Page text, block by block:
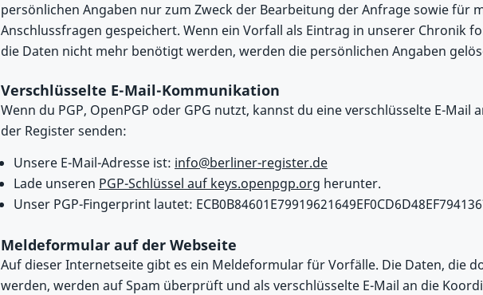
persönlichen Angaben nur zum Zweck der Bearbeitung der Anfrage sowie für
Anschlussfragen gespeichert. Wenn ein Vorfall als Eintrag in unserer Chronik
die Daten nicht mehr benötigt werden, werden die persönlichen Angaben
Verschlüsselte E-Mail-Kommunikation
Wenn du PGP, OpenPGP oder GPG nutzt, kannst du eine verschlüsselte E-Mail
der Register senden:
Unsere E-Mail-Adresse ist: info@berliner-register.de
Lade unseren PGP-Schlüssel auf keys.openpgp.org herunter.
Unser PGP-Fingerprint lautet:
Meldeformular auf der Webseite
Auf dieser Internetseite gibt es ein Meldeformular für Vorfälle. Die Daten, die
werden, werden auf Spam überprüft und als verschlüsselte E-Mail an die